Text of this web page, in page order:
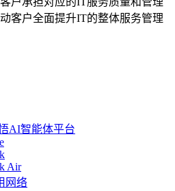
客户全面提升IT的整体服务管理
AI智能体平台
Air
网络